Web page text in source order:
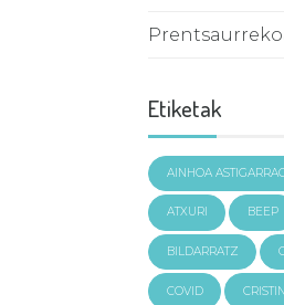
Etiketak
AINHOA
ATXURI BEEP
BILDARRATZ
COVID